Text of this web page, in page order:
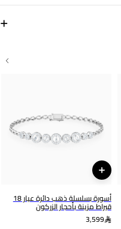
+
العلامة التجارية
لازوردي
أسورة بسلسلة ذهب دائرة عيار 18
قيراط مزينة بأحجار الزركون
3,599